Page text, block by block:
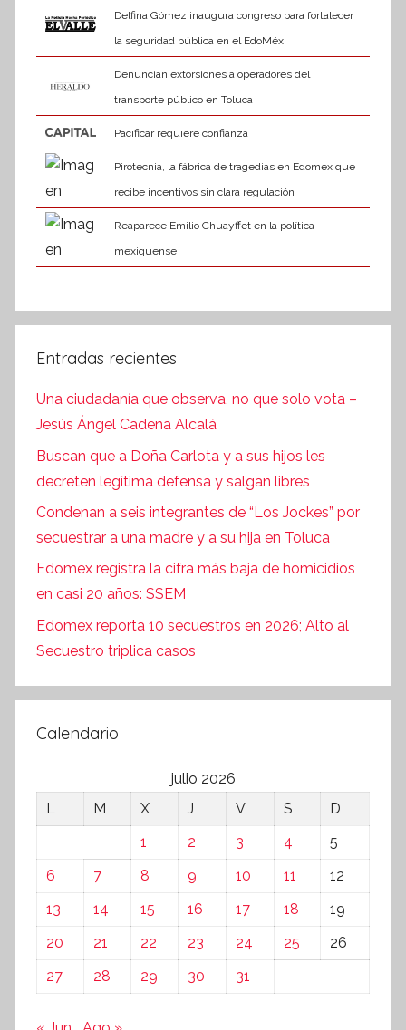
Delfina Gómez inaugura congreso para fortalecer
la seguridad pública en el EdoMéx
Denuncian extorsiones a operadores del
transporte público en Toluca
Pacificar requiere confianza
Pirotecnia, la fábrica de tragedias en Edomex que
recibe incentivos sin clara regulación
Reaparece Emilio Chuayffet en la política
mexiquense
Entradas recientes
Una ciudadanía que observa, no que solo vota –
Jesús Ángel Cadena Alcalá
Buscan que a Doña Carlota y a sus hijos les
decreten legítima defensa y salgan libres
Condenan a seis integrantes de “Los Jockes” por
secuestrar a una madre y a su hija en Toluca
Edomex registra la cifra más baja de homicidios
en casi 20 años: SSEM
Edomex reporta 10 secuestros en 2026; Alto al
Secuestro triplica casos
Calendario
julio 2026
L
M X J V S
D
1
2 3 4
5
6
7 8 9 10 11
12
13
14 15 16 17 18
19
20
21 22 23 24 25
26
27
28 29 30 31